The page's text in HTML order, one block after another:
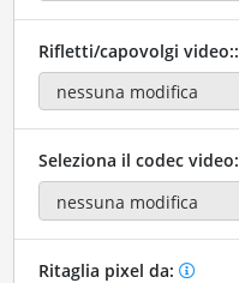
Rifletti/capovolgi video::
Seleziona il codec video:
Ritaglia pixel da: